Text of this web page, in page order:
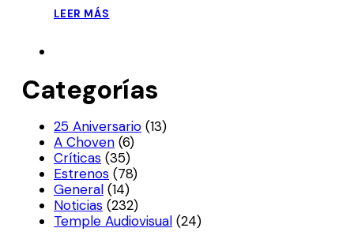
LEER MÁS
Categorías
25 Aniversario (13)
A Choven (6)
Críticas (35)
Estrenos (78)
General (14)
Noticias (232)
Temple Audiovisual (24)